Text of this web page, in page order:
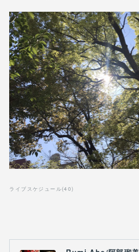
ライブスケジュール(40)